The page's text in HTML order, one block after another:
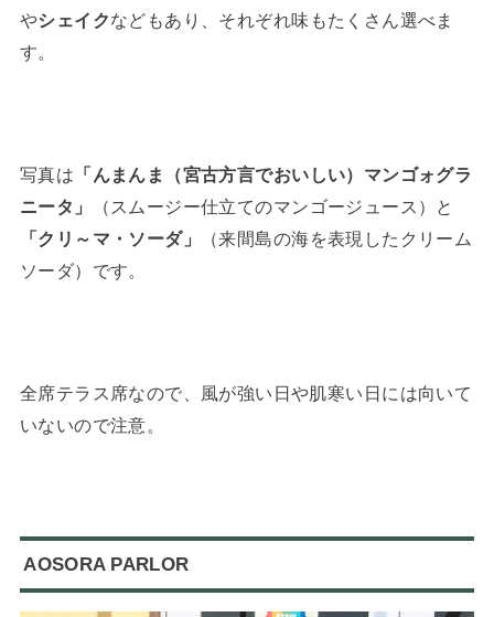
やシェイクなどもあり、それぞれ味もたくさん選べま
す。
写真は 「んまんま（宮古方言でおいしい）マンゴォグラ
ニータ」
（スムージー仕立てのマンゴージュース）と
「クリ～マ・ソーダ」
（来間島の海を表現したクリーム
ソーダ）です。
全席テラス席なので、風が強い日や肌寒い日には向いて
いないので注意。
AOSORA PARLOR